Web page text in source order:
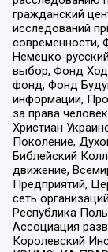
гражданский
исследований
современности,
Немецко-
выбор, Фонд
фонд, Фонд
информации,
за права
Христиан
Поколение,
Библейский
движение,
Предприятий,
сеть
Республика
Ассоциация
Королевский